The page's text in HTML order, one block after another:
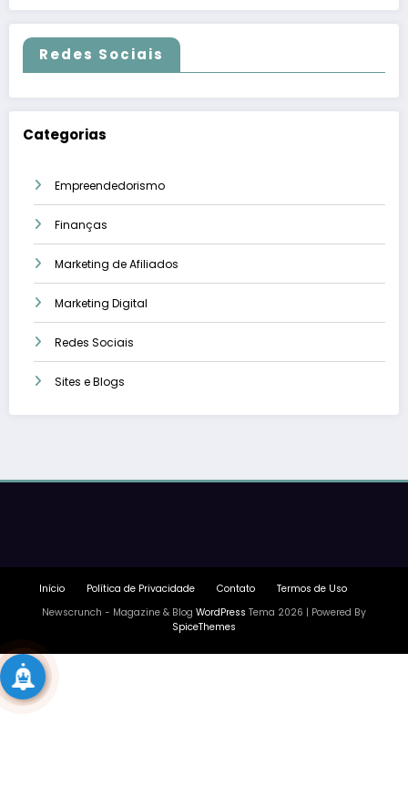
Redes Sociais
Categorias
Empreendedorismo
Finanças
Marketing de Afiliados
Marketing Digital
Redes Sociais
Sites e Blogs
Início Política de Privacidade Contato
Termos de Uso
Newscrunch - Magazine & Blog WordPress Tema 2026 | Powered By
SpiceThemes